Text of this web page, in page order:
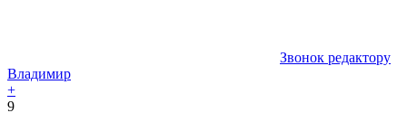
Звонок редактору
Владимир
+
9